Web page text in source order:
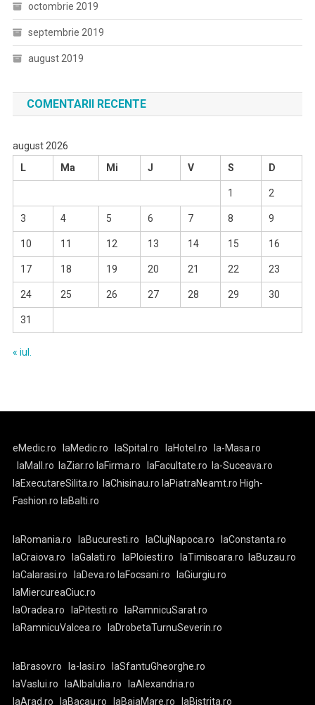
octombrie 2019
septembrie 2019
august 2019
COMENTARII RECENTE
august 2026
L
Ma Mi J V S D
1 2
3 4 5 6 7 8 9
10 11 12 13 14 15 16
17 18 19 20 21 22 23
24 25 26 27 28 29 30
31
« iul.
eMedic.ro laMedic.ro laSpital.ro laHotel.ro
la-Masa.ro
laMall.ro
laZiar.ro laFirma.ro laFacultate.ro
la-Suceava.ro
laExecutareSilita.ro
laChisinau.ro laPiatraNeamt.ro High-
Fashion.ro laBalti.ro
laRomania.ro laBucuresti.ro laClujNapoca.ro
laConstanta.ro
laCraiova.ro
laGalati.ro laPloiesti.ro laTimisoara.ro
laBuzau.ro
laCalarasi.ro
laDeva.ro laFocsani.ro
laGiurgiu.ro
laMiercureaCiuc.ro
laOradea.ro
laPitesti.ro
laRamnicuSarat.ro
laRamnicuValcea.ro
laDrobetaTurnuSeverin.ro
laBrasov.ro la-Iasi.ro
laSfantuGheorghe.ro
laVaslui.ro
laAlbaIulia.ro
laAlexandria.ro
laArad.ro
laBacau.ro laBaiaMare.ro laBistrita.ro